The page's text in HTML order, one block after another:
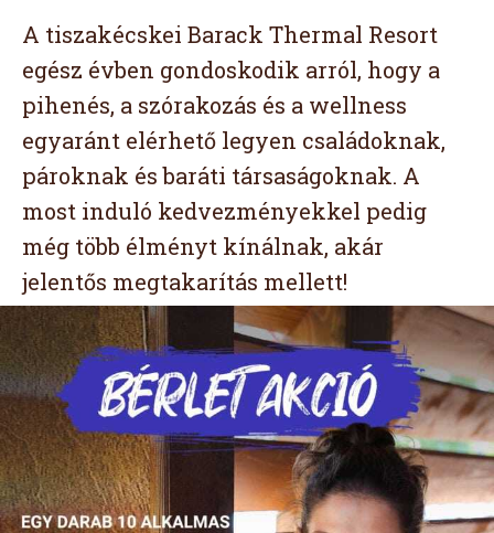
A tiszakécskei Barack Thermal Resort
egész évben gondoskodik arról, hogy a
pihenés, a szórakozás és a wellness
egyaránt elérhető legyen családoknak,
pároknak és baráti társaságoknak. A
most induló kedvezményekkel pedig
még több élményt kínálnak, akár
jelentős megtakarítás mellett!